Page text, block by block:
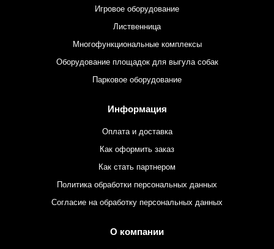
Игровое оборудование
Лиственница
Многофункциональные комплексы
Оборудование площадок для выгула собак
Парковое оборудование
Информация
Оплата и доставка
Как оформить заказ
Как стать партнером
Политика обработки персональных данных
Согласие на обработку персональных данных
О компании